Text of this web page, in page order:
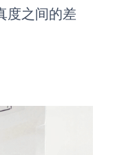
度之间的差